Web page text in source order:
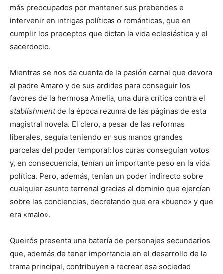
más preocupados por mantener sus prebendes e
intervenir en intrigas políticas o románticas, que en
cumplir los preceptos que dictan la vida eclesiástica y el
sacerdocio.
Mientras se nos da cuenta de la pasión carnal que devora
al padre Amaro y de sus ardides para conseguir los
favores de la hermosa Amelia, una dura crítica contra el
stablishmentde la época rezuma de las páginas de esta
magistral novela. El clero, a pesar de las reformas
liberales, seguía teniendo en sus manos grandes
parcelas del poder temporal: los curas conseguían votos
y, en consecuencia, tenían un importante peso en la vida
política. Pero, además, tenían un poder indirecto sobre
cualquier asunto terrenal gracias al dominio que ejercían
sobre las conciencias, decretando que era «bueno» y que
era «malo».
Queirós presenta una batería de personajes secundarios
que, además de tener importancia en el desarrollo de la
trama principal, contribuyen a recrear esa sociedad